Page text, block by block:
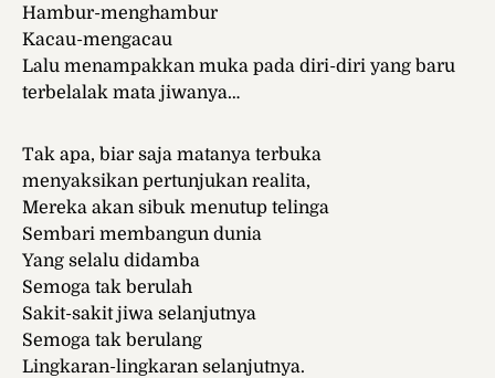
Hambur-menghambur
Kacau-mengacau
Lalu menampakkan muka pada diri-diri yang baru
terbelalak mata jiwanya…
Tak apa, biar saja matanya terbuka
menyaksikan pertunjukan realita,
Mereka akan sibuk menutup telinga
Sembari membangun dunia
Yang selalu didamba
Semoga tak berulah
Sakit-sakit jiwa selanjutnya
Semoga tak berulang
Lingkaran-lingkaran selanjutnya.